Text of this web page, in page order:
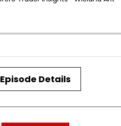
Episode Details